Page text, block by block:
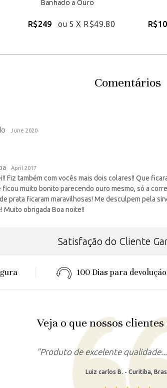
Banhado a Ouro
R$249 ou 5 X R$49.80
Comentários
June 2020
April 2017
Fiz também com vocês mais dois colares!! Que
muito bonito parecendo ouro mesmo, só a
prata ficaram maravilhosas! Me desculpem pela
Muito obrigada Boa noite!!
Satisfação do Cliente
100 Dias para devoluçáo
Veja o que nossos
"Produto